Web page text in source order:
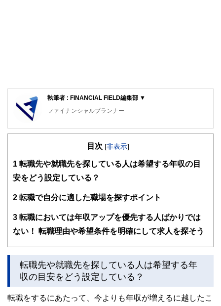
執筆者 : FINANCIAL FIELD編集部 ▼
ファイナンシャルプランナー
FinancialField編集部は、金融、経済に関する記事を、日々
知識がない方でも理解できるようわかりやすく発信していま
得者を中心に「お金や暮らし」に関する書籍・雑誌の編集経
関わることで、読者目線のコンテンツを追求しています。
FinancialFieldの特徴は、ファイナンシャルプランナー、弁
ドバイザー、DCプランナー、公認会計士、社会保険労務
をわかりやすく発信している点です。
執筆者・監修者による執筆体制を築くことで、内容のわかり
やすさはもちろんのこと、読み応えのあるコンテンツと確か
目次 [非表示]
1 転職先や就職先を探している人は希望する年収の目
安をどう設定している？
2 転職で自分に適した職場を探すポイント
3 転職においては年収アップを優先する人ばかりでは
ない！ 転職理由や希望条件を明確にして求人を探そう
転職先や就職先を探している人は希望する年
収の目安をどう設定している？
転職をするにあたって、今よりも年収が増えるに越したこ